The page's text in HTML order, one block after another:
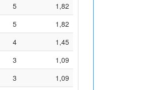
5
1,82
5
1,82
4
1,45
3
1,09
3
1,09